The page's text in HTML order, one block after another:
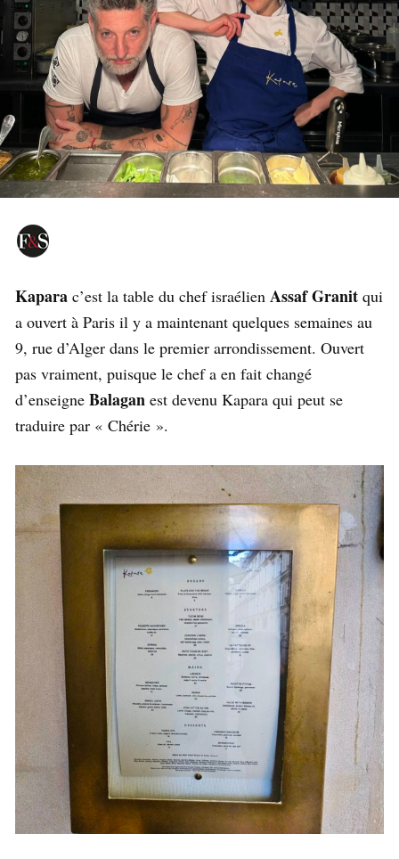
Kapara c’est la table du chef israélien Assaf Granit qui
a ouvert à Paris il y a maintenant quelques semaines au
9, rue d’Alger dans le premier arrondissement. Ouvert
pas vraiment, puisque le chef a en fait changé
d’enseigne Balagan est devenu Kapara qui peut se
traduire par « Chérie ».